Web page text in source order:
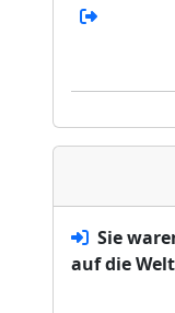
Sie
auf die